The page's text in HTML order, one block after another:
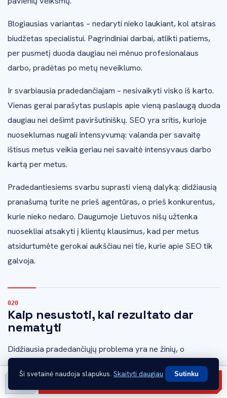
Blogiausias variantas – nedaryti nieko laukiant, kol atsiras
biudžetas specialistui. Pagrindiniai darbai, atlikti patiems,
per pusmetį duoda daugiau nei mėnuo profesionalaus
darbo, pradėtas po metų neveiklumo.
Ir svarbiausia pradedančiajam – nesivaikyti visko iš karto.
Vienas gerai parašytas puslapis apie vieną paslaugą duoda
daugiau nei dešimt paviršutiniškų. SEO yra sritis, kurioje
nuoseklumas nugali intensyvumą: valanda per savaitę
ištisus metus veikia geriau nei savaitė intensyvaus darbo
kartą per metus.
Pradedantiesiems svarbu suprasti vieną dalyką: didžiausią
pranašumą turite ne prieš agentūras, o prieš konkurentus,
kurie nieko nedaro. Daugumoje Lietuvos nišų užtenka
nuosekliai atsakyti į klientų klausimus, kad per metus
atsidurtumėte gerokai aukščiau nei tie, kurie apie SEO tik
galvoja.
Kaip nesustoti, kai rezultato dar
nematyti
Didžiausia pradedančiųjų problema yra ne žinių, o
ištvermės. Keli praktiniai būdai padeda išlaikyti tempą.
Matuokite darbą, ne tik rezultatą.
Ši svetainė naudoja slapukus.Skaityti daugiau Sutinku
Skambinti